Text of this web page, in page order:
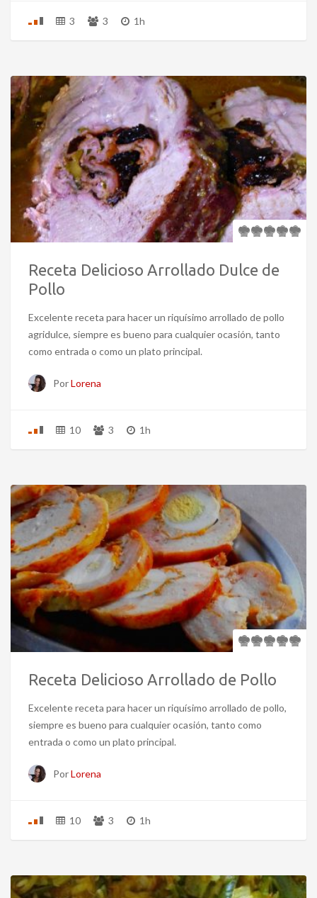
3 3 1h
Receta Delicioso Arrollado Dulce de
Pollo
Excelente receta para hacer un riquísimo arrollado de pollo
agridulce, siempre es bueno para cualquier ocasión, tanto
como entrada o como un plato principal.
PorLorena
10 3 1h
Receta Delicioso Arrollado de Pollo
Excelente receta para hacer un riquísimo arrollado de pollo,
siempre es bueno para cualquier ocasión, tanto como
entrada o como un plato principal.
PorLorena
10 3 1h